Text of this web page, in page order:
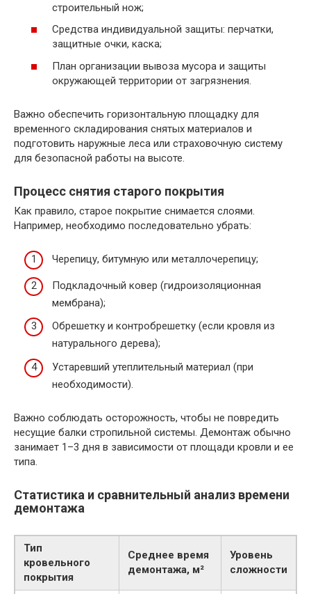
строительный нож;
Средства индивидуальной защиты: перчатки,
защитные очки, каска;
План организации вывоза мусора и защиты
окружающей территории от загрязнения.
Важно обеспечить горизонтальную площадку для
временного складирования снятых материалов и
подготовить наружные леса или страховочную систему
для безопасной работы на высоте.
Процесс снятия старого покрытия
Как правило, старое покрытие снимается слоями.
Например, необходимо последовательно убрать:
Черепицу, битумную или металлочерепицу;
Подкладочный ковер (гидроизоляционная
мембрана);
Обрешетку и контробрешетку (если кровля из
натурального дерева);
Устаревший утеплительный материал (при
необходимости).
Важно соблюдать осторожность, чтобы не повредить
несущие балки стропильной системы. Демонтаж обычно
занимает 1–3 дня в зависимости от площади кровли и ее
типа.
Статистика и сравнительный анализ времени
демонтажа
Тип
кровельного
покрытия
Среднее время
демонтажа, м²
Уровень
сложности